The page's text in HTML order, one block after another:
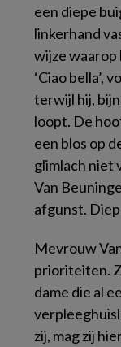
een diepe
linkerhand
wijze
‘Ciao bella’,
terwijl hij,
loopt. De
een blos op
glimlach niet
Van
afgunst.
Mevrouw
prioriteiten.
dame die al
zij, mag zij